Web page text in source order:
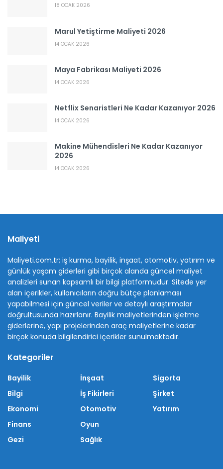
18 OCAK 2026
Marul Yetiştirme Maliyeti 2026
14 OCAK 2026
Maya Fabrikası Maliyeti 2026
14 OCAK 2026
Netflix Senaristleri Ne Kadar Kazanıyor 2026
14 OCAK 2026
Makine Mühendisleri Ne Kadar Kazanıyor
2026
14 OCAK 2026
Maliyeti
Maliyeti.com.tr; iş kurma, bayilik, inşaat, otomotiv, yatırım ve
günlük yaşam giderleri gibi birçok alanda güncel maliyet
analizleri sunan kapsamlı bir bilgi platformudur. Sitede yer
alan içerikler, kullanıcıların doğru bütçe planlaması
yapabilmesi için güncel veriler ve detaylı araştırmalar
doğrultusunda hazırlanır. Bayilik maliyetlerinden işletme
giderlerine, yapı projelerinden araç maliyetlerine kadar
birçok konuda bilgilendirici içerikler sunulmaktadır.
Kategoriler
Bayilik
Bilgi
Ekonomi
Finans
Gezi
İnşaat
İş Fikirleri
Otomotiv
Oyun
Sağlık
Sigorta
Şirket
Yatırım